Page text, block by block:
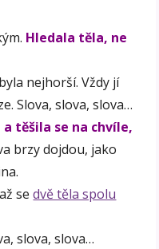
Hledala těla, ne
nejhorší. Vždy jí
Slova, slova, slova…
těšila se na chvíle,
brzy dojdou, jako
sedvě těla spolu
slova, slova…